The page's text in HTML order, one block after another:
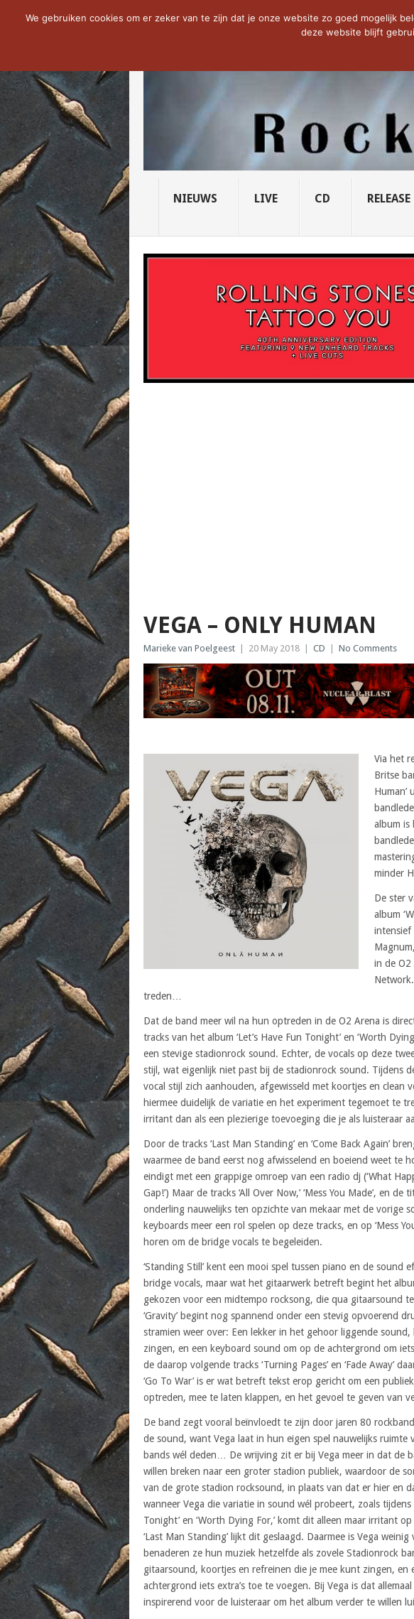
NOW TRENDING: THE VICIOUS HEAD SOCIETY... PRIDE
NIEUWS LIVE CD RELEASE
VEGA – ONLY HUMAN
Marieke van Poelgeest 20 May 2018 CD No Comments
Via het
Britse
Human’
album is
minder
De ster
album
intensief
in de O2
treden…
Dat de band meer wil na hun optreden in de O2 Arena is
tracks van het album ‘Let’s Have Fun Tonight’ en ‘Worth
een stevige stadionrock sound. Echter, de vocals op deze
stijl, wat eigenlijk niet past bij de stadionrock sound. Tijdens
vocal stijl zich aanhouden, afgewisseld met koortjes en clean
hiermee duidelijk de variatie en het experiment tegemoet te
irritant dan als een plezierige toevoeging die je als luisteraar
Door de tracks ‘Last Man Standing’ en ‘Come Back Again’
waarmee de band eerst nog afwisselend en boeiend weet te
eindigt met een grappige omroep van een radio dj (‘What
Gap!’) Maar de tracks ‘All Over Now,’ ‘Mess You Made’, en de
onderling nauwelijks ten opzichte van mekaar met de vorige
keyboards meer een rol spelen op deze tracks, en op ‘Mess
horen om de bridge vocals te begeleiden.
‘Standing Still’ kent een mooi spel tussen piano en de sound
bridge vocals, maar wat het gitaarwerk betreft begint het
gekozen voor een midtempo rocksong, die qua gitaarsound
‘Gravity’ begint nog spannend onder een stevig opvoerend
stramien weer over: Een lekker in het gehoor liggende
zingen, en een keyboard sound om op de achtergrond om
de daarop volgende tracks ‘Turning Pages’ en ‘Fade Away’
‘Go To War’ is er wat betreft tekst erop gericht om een
optreden, mee te laten klappen, en het gevoel te geven van
De band zegt vooral beïnvloedt te zijn door jaren 80
de sound, want Vega laat in hun eigen spel nauwelijks
bands wél deden… De wrijving zit er bij Vega meer in dat de
willen breken naar een groter stadion publiek, waardoor de
van de grote stadion rocksound, in plaats van dat er hier en
wanneer Vega die variatie in sound wél probeert, zoals tijdens
Tonight’ en ‘Worth Dying For,’ komt dit alleen maar irritant
‘Last Man Standing’ lijkt dit geslaagd. Daarmee is Vega
benaderen ze hun muziek hetzelfde als zovele Stadionrock
gitaarsound, koortjes en refreinen die je mee kunt zingen, en
achtergrond iets extra’s toe te voegen. Bij Vega is dat
inspirerend voor de luisteraar om het album verder te willen
We gebruiken cookies om er zeker van te zijn dat je onze website zo goed mogelijk
deze website blijft